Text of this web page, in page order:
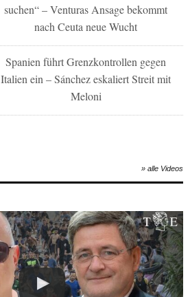
suchen“ – Venturas Ansage bekommt
nach Ceuta neue Wucht
Spanien führt Grenzkontrollen gegen
Italien ein – Sánchez eskaliert Streit mit
Meloni
» alle Videos